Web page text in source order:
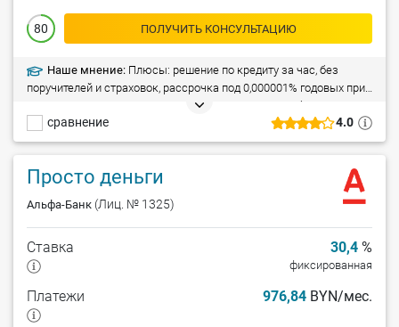
4.0
сравнение
80 ПОЛУЧИТЬ КОНСУЛЬТАЦИЮ
Наше мнение: Плюсы: решение по кредиту за час, без
поручителей и страховок, рассрочка под 0,000001% годовых при
расчетах в магазинах-партнерах. Ограничения: требуется
справка о доходах (от 5 001 рублей). Особые условия: держатели
зарплатных карт могут взять кредит без справок о доходах,
(ИП).
Просто деньги
Альфа-Банк (Лиц. № 1325)
Ставка 30,4 %
фиксированная
Платежи 976,84 BYN/мес.